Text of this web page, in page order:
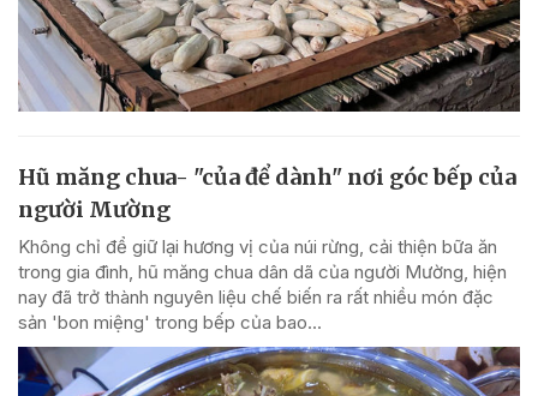
Hũ măng chua- "của để dành" nơi góc bếp của
người Mường
Không chỉ để giữ lại hương vị của núi rừng, cải thiện bữa ăn
trong gia đình, hũ măng chua dân dã của người Mường, hiện
nay đã trở thành nguyên liệu chế biến ra rất nhiều món đặc
sản 'bon miệng' trong bếp của bao...